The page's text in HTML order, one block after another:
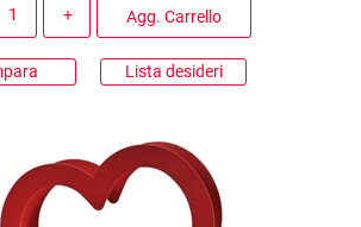
Agg. Carrello
Lista desideri